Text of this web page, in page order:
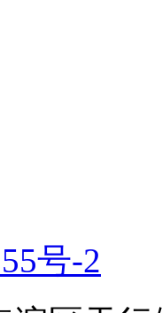
号-2